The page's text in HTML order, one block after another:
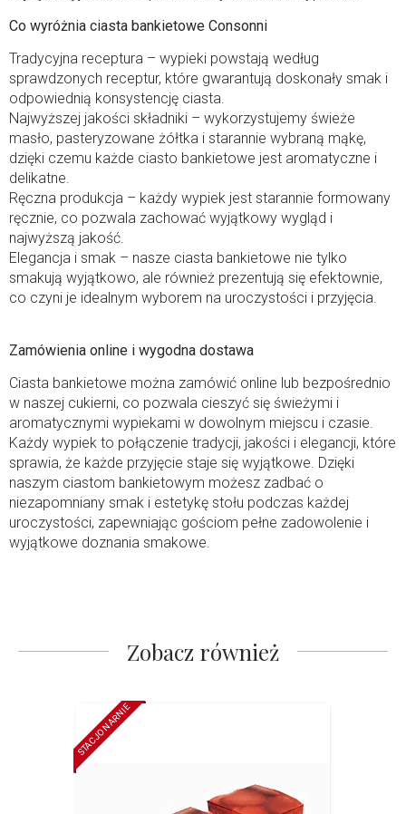
Co wyróżnia ciasta bankietowe Consonni
Tradycyjna receptura – wypieki powstają według
sprawdzonych receptur, które gwarantują doskonały smak i
odpowiednią konsystencję ciasta.
Najwyższej jakości składniki – wykorzystujemy świeże
masło, pasteryzowane żółtka i starannie wybraną mąkę,
dzięki czemu każde ciasto bankietowe jest aromatyczne i
delikatne.
Ręczna produkcja – każdy wypiek jest starannie formowany
ręcznie, co pozwala zachować wyjątkowy wygląd i
najwyższą jakość.
Elegancja i smak – nasze ciasta bankietowe nie tylko
smakują wyjątkowo, ale również prezentują się efektownie,
co czyni je idealnym wyborem na uroczystości i przyjęcia.
Zamówienia online i wygodna dostawa
Ciasta bankietowe można zamówić online lub bezpośrednio
w naszej cukierni, co pozwala cieszyć się świeżymi i
aromatycznymi wypiekami w dowolnym miejscu i czasie.
Każdy wypiek to połączenie tradycji, jakości i elegancji, które
sprawia, że każde przyjęcie staje się wyjątkowe. Dzięki
naszym ciastom bankietowym możesz zadbać o
niezapomniany smak i estetykę stołu podczas każdej
uroczystości, zapewniając gościom pełne zadowolenie i
wyjątkowe doznania smakowe.
Zobacz również
STACJONARNIE